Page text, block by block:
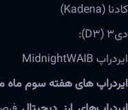
کادنا (Kadena)
دی۳ (D3):
ایردراپ MidnightWAIB
ایردراپ های هفته سوم ماه